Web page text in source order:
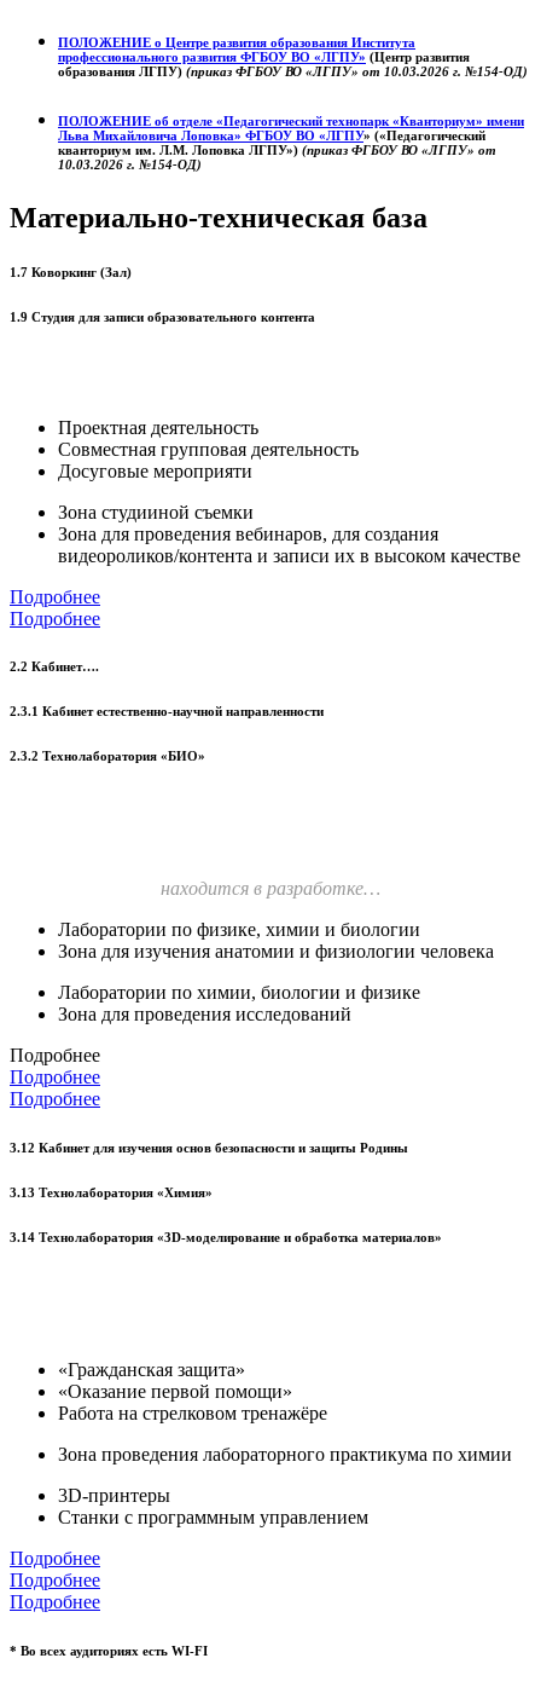
ПОЛОЖЕНИЕ о Центре развития образования Института
профессионального развития ФГБОУ ВО «ЛГПУ» (Центр развития
образования ЛГПУ) (приказ ФГБОУ ВО «ЛГПУ» от 10.03.2026 г. №154-ОД)
ПОЛОЖЕНИЕ об отделе «Педагогический технопарк «Кванториум» имени
Льва Михайловича Лоповка» ФГБОУ ВО «ЛГПУ» («Педагогический
кванториум им. Л.М. Лоповка ЛГПУ») (приказ ФГБОУ ВО «ЛГПУ» от
10.03.2026 г. №154-ОД)
Материально-техническая база
1.7 Коворкинг (Зал)
1.9 Студия для записи образовательного контента
Проектная деятельность
Совместная групповая деятельность
Досуговые мероприяти
Зона студииной съемки
Зона для проведения вебинаров, для создания
видеороликов/контента и записи их в высоком качестве
Подробнее
Подробнее
2.2 Кабинет….
2.3.1 Кабинет естественно-научной направленности
2.3.2 Технолаборатория «БИО»
находится в разработке…
Лаборатории по физике, химии и биологии
Зона для изучения анатомии и физиологии человека
Лаборатории по химии, биологии и физике
Зона для проведения исследований
Подробнее
Подробнее
Подробнее
3.12 Кабинет для изучения основ безопасности и защиты Родины
3.13 Технолаборатория «Химия»
3.14 Технолаборатория «3D-моделирование и обработка материалов»
«Гражданская защита»
«Оказание первой помощи»
Работа на стрелковом тренажёре
Зона проведения лабораторного практикума по химии
3D-принтеры
Станки с программным управлением
Подробнее
Подробнее
Подробнее
* Во всех аудиториях есть WI-FI